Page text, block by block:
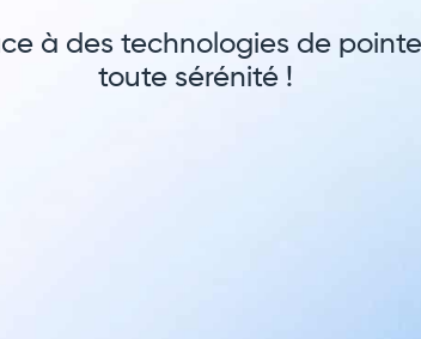
à des technologies de
toute sérénité !